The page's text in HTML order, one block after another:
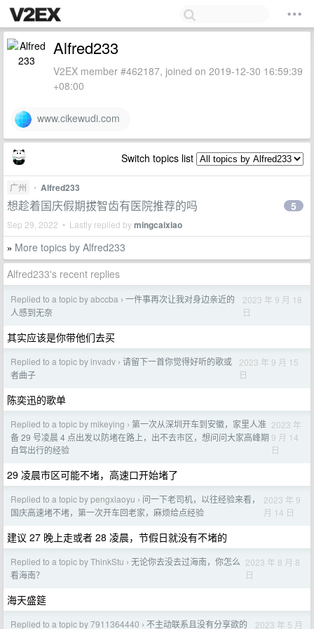
Alfred233
V2EX member #462187, joined on 2019-12-30 16:59:39
+08:00
www.cikewudi.com
Switch topics list
广州 • Alfred233
想趁着国庆假期拔智齿有医院推荐的吗
Sep 29, 2022 • Lastly replied bymingcaixiao
5
» More topics by Alfred233
Alfred233's recent replies
Replied to a topic by abccba › 一件事再次让我对身边亲近的
人感到无奈
2023 年 9 月 18
日
其实应该是你带他们去买
Replied to a topic by invadv › 请留下一首你觉得好听的歌或
者曲子
2023 年 9 月 15
日
陈奕迅的歌单
Replied to a topic by mikeying › 第一次从深圳开车到安徽，家里人准
备 29 号凌晨 4 点出发以防堵在路上，出不去市区，想问问大家高峰期
自驾出行的经验
2023 年
9 月 14
日
29 凌晨市区可能不堵，高速口开始堵了
Replied to a topic by pengxiaoyu › 问一下老司机，以往经验来看，
国庆高速堵不堵，第一次开车回老家，麻烦给点经验
2023 年 9
月 14 日
建议 27 晚上走或者 28 凌晨，节假日就没有不堵的
Replied to a topic by ThinkStu › 无论你去没去过海南，你怎么
看海南？
2023 年 8 月 8
日
海天盛筵
Replied to a topic by 7911364440 › 不主动联系且没有分享欲的 2023 年 5 月